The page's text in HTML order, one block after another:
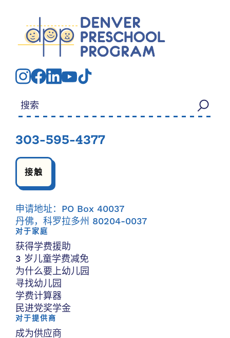
搜索：
303-595-4377
接触
申请地址：PO Box 40037
丹佛，科罗拉多州 80204-0037
对于家庭
获得学费援助
3 岁儿童学费减免
为什么要上幼儿园
寻找幼儿园
学费计算器
民进党奖学金
对于提供商
成为供应商